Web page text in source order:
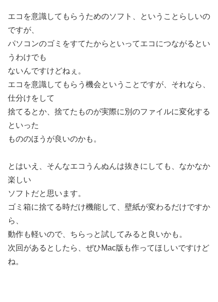
エコを意識してもらうためのソフト、ということらしいの
ですが、
パソコンのゴミをすてたからといってエコにつながるとい
うわけでも
ないんですけどねぇ。
エコを意識してもらう機会ということですが、それなら、
仕分けをして
捨てるとか、捨てたものが実際に別のファイルに変化する
といった
もののほうが良いのかも。
とはいえ、そんなエコうんぬんは抜きにしても、なかなか
楽しい
ソフトだと思います。
ゴミ箱に捨てる時だけ機能して、壁紙が変わるだけですか
ら、
動作も軽いので、ちらっと試してみると良いかも。
次回があるとしたら、ぜひMac版も作ってほしいですけど
ね。